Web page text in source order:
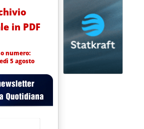
in PDF
numero:
5 agosto